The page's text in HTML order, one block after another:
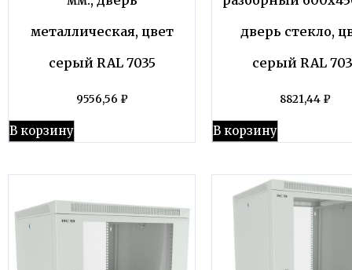
металлическая, цвет
серый RAL 7035
9556,56 ₽
В корзину
дверь стекло,
серый RAL
8821,44 ₽
В корзину